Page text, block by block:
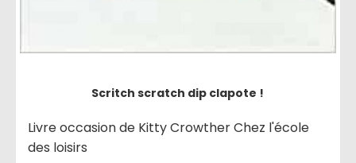
Scritch scratch dip clapote !
Livre occasion de Kitty Crowther Chez l'école
des loisirs